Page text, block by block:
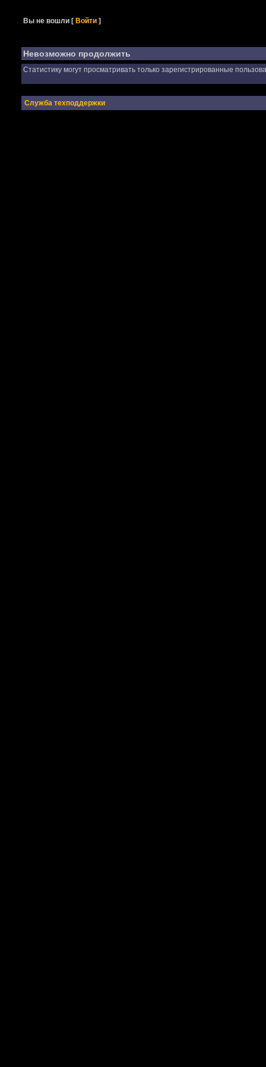
Вы не вошли [Войти ]
Невозможно продолжить
Статистику могут просматривать только зарегистрированные
Служба техподдержки